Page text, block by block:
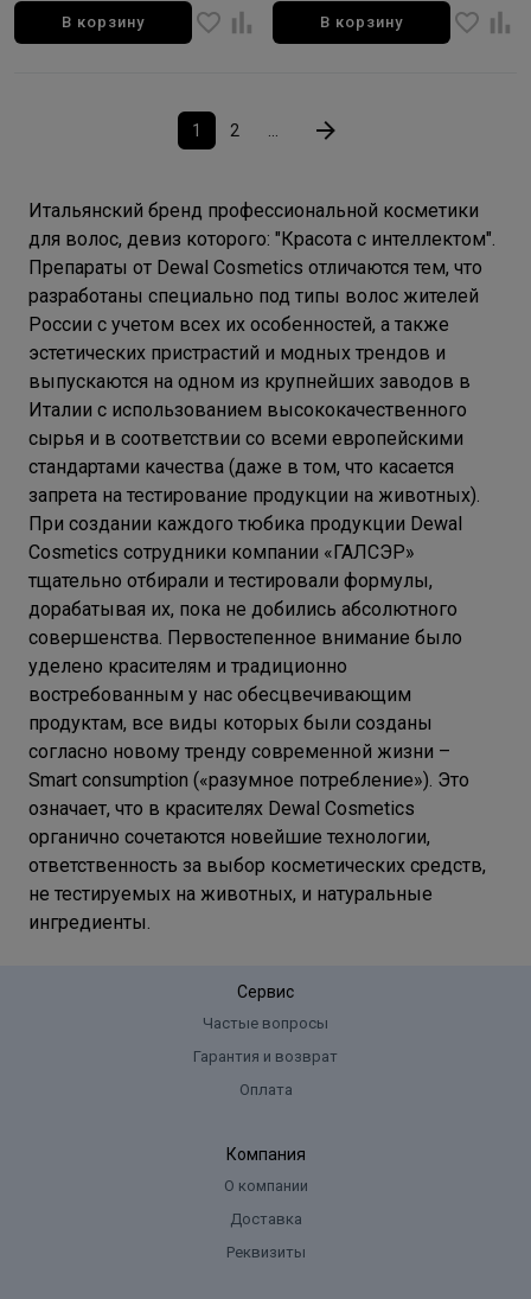
В корзину В корзину
1 2
Итальянский бренд профессиональной косметики
для волос, девиз которого: "Красота с интеллектом".
Препараты от Dewal Cosmetics отличаются тем, что
разработаны специально под типы волос жителей
России с учетом всех их особенностей, а также
эстетических пристрастий и модных трендов и
выпускаются на одном из крупнейших заводов в
Италии с использованием высококачественного
сырья и в соответствии со всеми европейскими
стандартами качества (даже в том, что касается
запрета на тестирование продукции на животных).
При создании каждого тюбика продукции Dewal
Cosmetics сотрудники компании «ГАЛСЭР»
тщательно отбирали и тестировали формулы,
дорабатывая их, пока не добились абсолютного
совершенства. Первостепенное внимание было
уделено красителям и традиционно
востребованным у нас обесцвечивающим
продуктам, все виды которых были созданы
согласно новому тренду современной жизни –
Smart consumption («разумное потребление»). Это
означает, что в красителях Dewal Cosmetics
органично сочетаются новейшие технологии,
ответственность за выбор косметических средств,
не тестируемых на животных, и натуральные
ингредиенты.
Сервис
Частые вопросы
Гарантия и возврат
Оплата
Компания
О компании
Доставка
Реквизиты